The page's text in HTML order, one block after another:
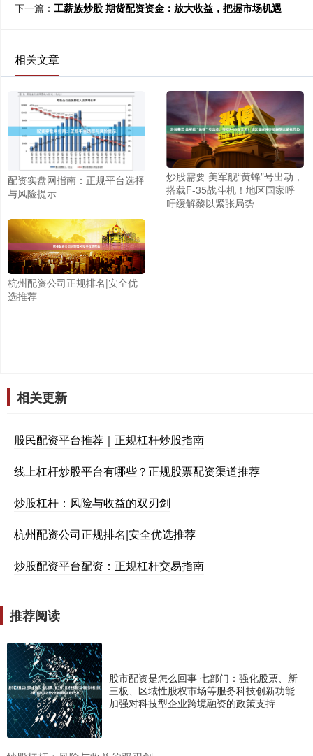
下一篇： 工薪族炒股 期货配资资金：放大收益，把握市场机遇
相关文章
配资实盘网指南：正规平台选择
与风险提示
炒股需要 美军舰“黄蜂”号出动，
搭载F-35战斗机！地区国家呼
吁缓解黎以紧张局势
杭州配资公司正规排名|安全优
选推荐
相关更新
股民配资平台推荐｜正规杠杆炒股指南
线上杠杆炒股平台有哪些？正规股票配资渠道推荐
炒股杠杆：风险与收益的双刃剑
杭州配资公司正规排名|安全优选推荐
炒股配资平台配资：正规杠杆交易指南
推荐阅读
股市配资是怎么回事 七部门：强化股票、新
三板、区域性股权市场等服务科技创新功能
加强对科技型企业跨境融资的政策支持